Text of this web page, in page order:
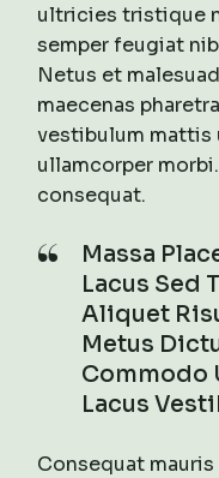
ultricies tristique
semper feugiat
Netus et
maecenas
vestibulum mattis
ullamcorper
consequat.
Massa
Lacus Sed
Aliquet
Metus
Commodo
Lacus
Consequat